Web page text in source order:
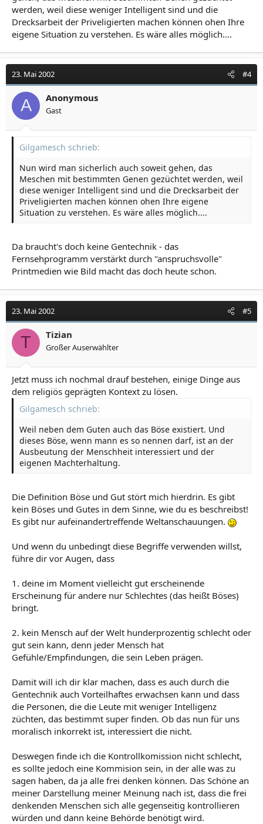
werden, weil diese weniger Intelligent sind und die
Drecksarbeit der Priveligierten machen können ohen Ihre
eigene Situation zu verstehen. Es wäre alles möglich....
23. Mai 2002 #4
A Anonymous
Gast
Gilgamesch schrieb:
Nun wird man sicherlich auch soweit gehen, das
Meschen mit bestimmten Genen gezüchtet werden, weil
diese weniger Intelligent sind und die Drecksarbeit der
Priveligierten machen können ohen Ihre eigene
Situation zu verstehen. Es wäre alles möglich....
Da braucht's doch keine Gentechnik - das
Fernsehprogramm verstärkt durch "anspruchsvolle"
Printmedien wie Bild macht das doch heute schon.
23. Mai 2002 #5
T Tizian
Großer Auserwählter
Jetzt muss ich nochmal drauf bestehen, einige Dinge aus
dem religiös geprägten Kontext zu lösen.
Gilgamesch schrieb:
Weil neben dem Guten auch das Böse existiert. Und
dieses Böse, wenn mann es so nennen darf, ist an der
Ausbeutung der Menschheit interessiert und der
eigenen Machterhaltung.
Die Definition Böse und Gut stört mich hierdrin. Es gibt
kein Böses und Gutes in dem Sinne, wie du es beschreibst!
Es gibt nur aufeinandertreffende Weltanschauungen.
Und wenn du unbedingt diese Begriffe verwenden willst,
führe dir vor Augen, dass
1. deine im Moment vielleicht gut erscheinende
Erscheinung für andere nur Schlechtes (das heißt Böses)
bringt.
2. kein Mensch auf der Welt hunderprozentig schlecht oder
gut sein kann, denn jeder Mensch hat
Gefühle/Empfindungen, die sein Leben prägen.
Damit will ich dir klar machen, dass es auch durch die
Gentechnik auch Vorteilhaftes erwachsen kann und dass
die Personen, die die Leute mit weniger Intelligenz
züchten, das bestimmt super finden. Ob das nun für uns
moralisch inkorrekt ist, interessiert die nicht.
Deswegen finde ich die Kontrollkomission nicht schlecht,
es sollte jedoch eine Kommision sein, in der alle was zu
sagen haben, da ja alle frei denken können. Das Schöne an
meiner Darstellung meiner Meinung nach ist, dass die frei
denkenden Menschen sich alle gegenseitig kontrollieren
würden und dann keine Behörde benötigt wird.